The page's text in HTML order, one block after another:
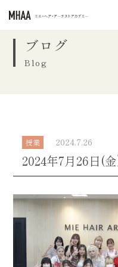
ブログ
Blog
授業 2024.7.26
2024年7月26日(